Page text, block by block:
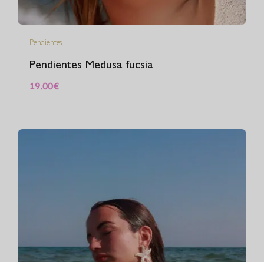
Pendientes
Pendientes Medusa fucsia
19.00€